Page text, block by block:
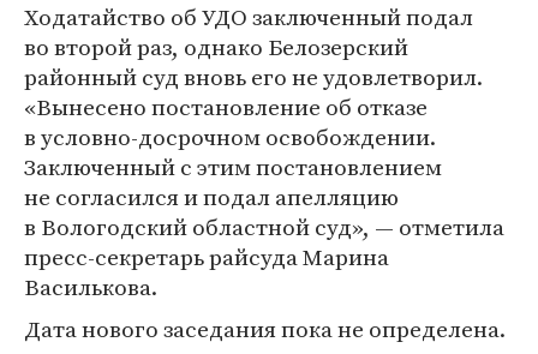
Ходатайство об УДО заключенный подал
во второй раз, однако Белозерский
районный суд вновь его не удовлетворил.
«Вынесено постановление об отказе
в условно-досрочном освобождении.
Заключенный с этим постановлением
не согласился и подал апелляцию
в Вологодский областной суд», — отметила
пресс-секретарь райсуда Марина
Василькова.
Дата нового заседания пока не определена.